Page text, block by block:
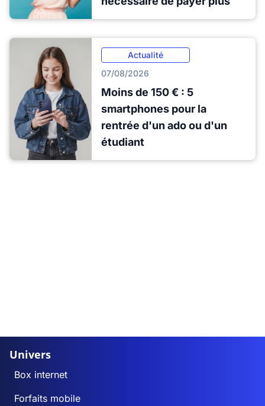
Actualité
07/08/2026
Moins de 150 € : 5
smartphones pour la
rentrée d'un ado ou d'un
étudiant
Univers
Box internet
Forfaits mobile